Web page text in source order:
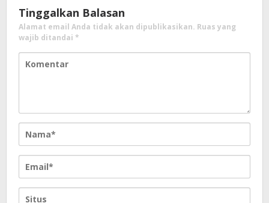
Tinggalkan Balasan
Alamat email Anda tidak akan dipublikasikan. Ruas yang
wajib ditandai *